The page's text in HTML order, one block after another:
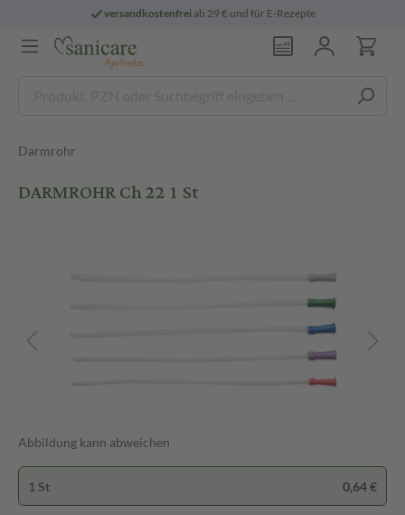
versandkostenfreiab 29 € und für E-Rezepte
Darmrohr
DARMROHR Ch 22 1 St
Abbildung kann abweichen
1 St 0,64 €